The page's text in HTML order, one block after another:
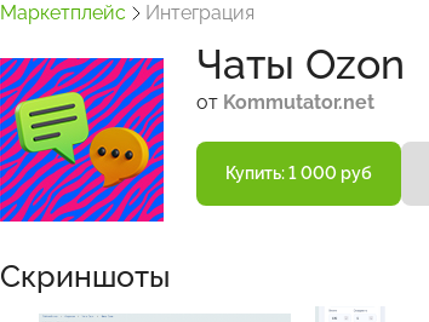
Маркетплейс Интеграция
Чаты Ozon
от Kommutator.net
Купить: 1 000 руб
Скриншоты